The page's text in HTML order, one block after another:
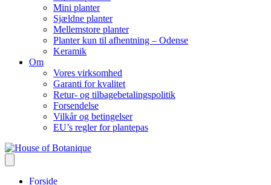
Mini planter
Sjældne planter
Mellemstore planter
Planter kun til afhentning – Odense
Keramik
Om
Vores virksomhed
Garanti for kvalitet
Retur- og tilbagebetalingspolitik
Forsendelse
Vilkår og betingelser
EU’s regler for plantepas
Forside